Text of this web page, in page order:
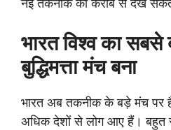
नई तकनीक को करीब से देख
भारत विश्व का सबसे
बुद्धिमत्ता मंच बना
भारत अब तकनीक के बड़े मंच पर
अधिक देशों से लोग आए हैं। बहुत